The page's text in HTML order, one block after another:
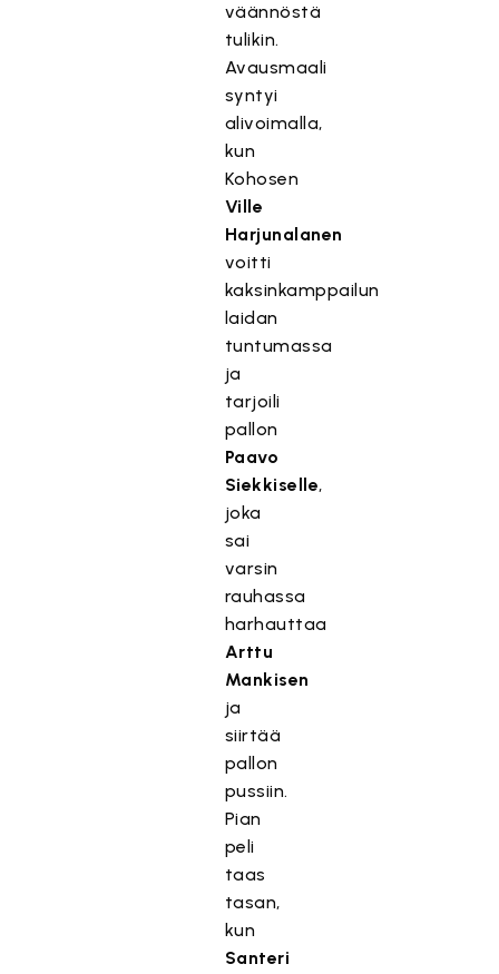
väännöstä
tulikin.
Avausmaali
syntyi
alivoimalla,
kun
Kohosen
Ville
Harjunalanen
voitti
kaksinkamppailun
laidan
tuntumassa
ja
tarjoili
pallon
Paavo
Siekkiselle,
joka
sai
varsin
rauhassa
harhauttaa
Arttu
Mankisen
ja
siirtää
pallon
pussiin.
Pian
peli
taas
tasan,
kun
Santeri